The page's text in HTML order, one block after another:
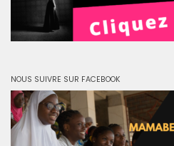
NOUS SUIVRE SUR FACEBOOK